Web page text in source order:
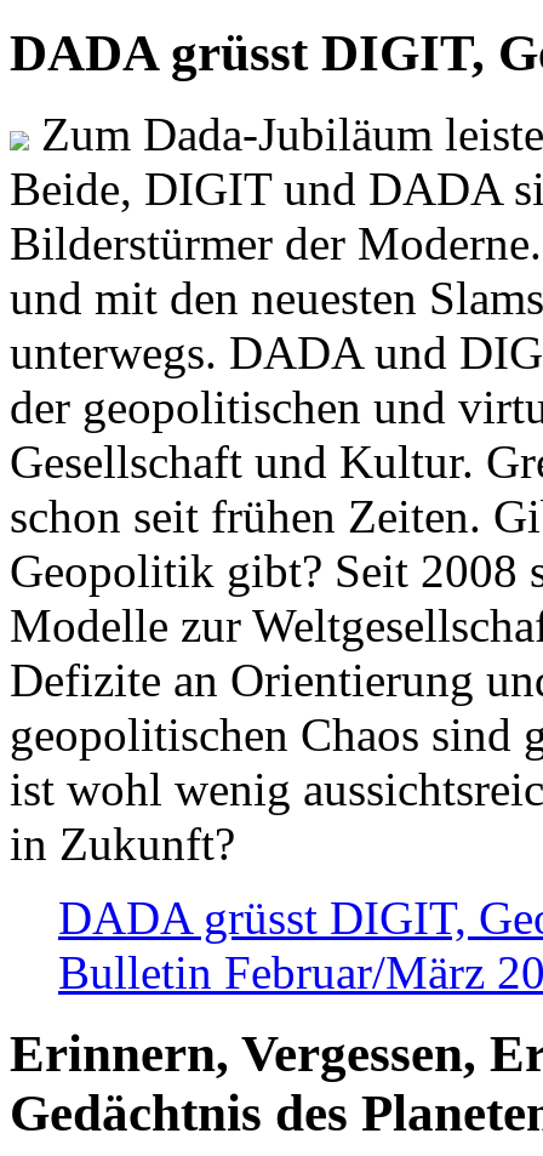
DADA grüsst DIGIT,
Zum Dada-Jubiläum
Beide, DIGIT und DADA
Bilderstürmer der
und mit den neuesten
unterwegs. DADA und
der geopolitischen und
Gesellschaft und Kultur.
schon seit frühen Zeiten.
Geopolitik gibt? Seit 2008
Modelle zur
Defizite an Orientierung
geopolitischen Chaos sind
ist wohl wenig
in Zukunft?
DADA grüsst DIGIT,
Bulletin Februar/März
Erinnern, Vergessen,
Gedächtnis des